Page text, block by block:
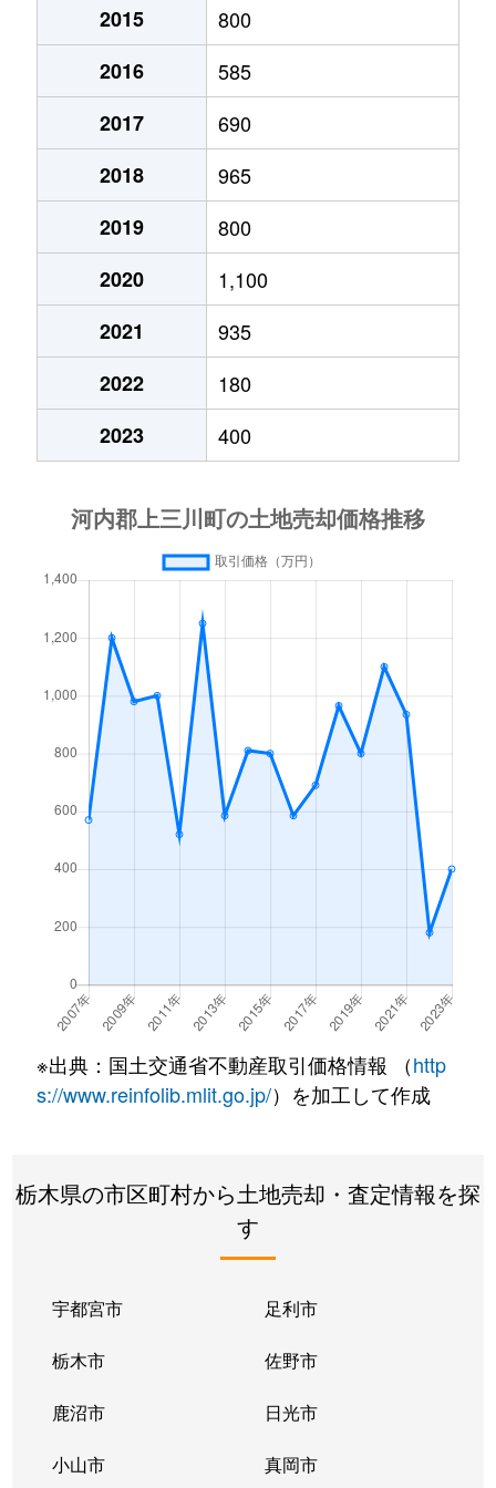
2015
800
2016
585
2017
690
2018
965
2019
800
2020
1,100
2021
935
2022
180
2023
400
※出典：国土交通省不動産取引価格情報 （http
s://www.reinfolib.mlit.go.jp/）を加工して作成
栃木県の市区町村から土地売却・査定情報を探
す
宇都宮市 足利市
栃木市 佐野市
鹿沼市 日光市
小山市 真岡市